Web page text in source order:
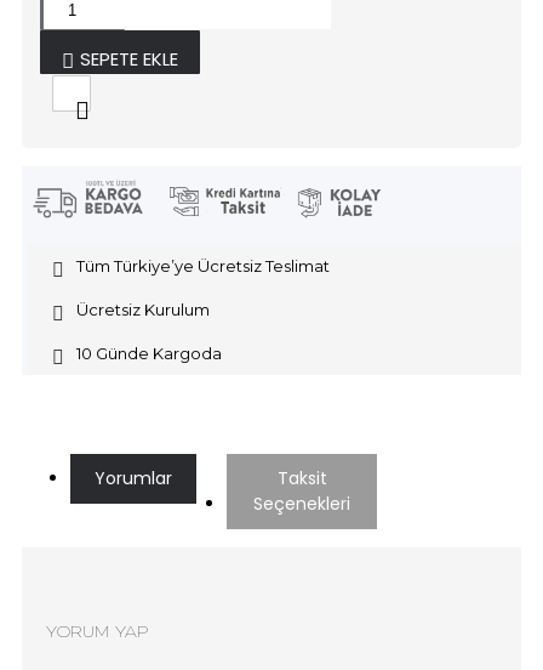
SEPETE EKLE
Tüm Türkiye’ye Ücretsiz Teslimat
Ücretsiz Kurulum
10 Günde Kargoda
Yorumlar
Taksit
Seçenekleri
YORUM YAP